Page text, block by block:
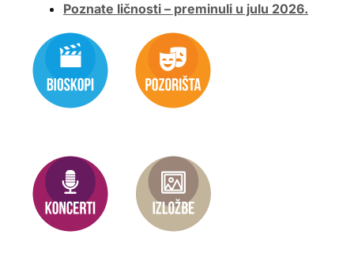
Poznate ličnosti – preminuli u julu 2026.